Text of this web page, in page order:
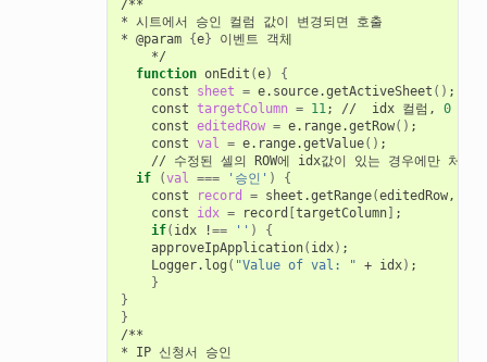
/**
* 시트에서 승인 컬럼 값이 변경되면 호출
* @param {e} 이벤트 객체
    */
function onEdit (e)
{
    const
sheet = e.source.getActiveSheet () ;
    const
targetColumn = 11; //  idx 컬럼, 0 시작
    const
editedRow = e.range.getRow() ;
    const
val = e.range.getValue() ;
    // 수정된 셀의 ROW에 idx값이 있는 경우에만 처리
if
(val === '승인' )
{
    const
record = sheet.getRange(editedRow,
    const
idx = record targetColumn]
;
if( idx !== '' )
{
    approveIpApplication
( idx) ;
    Logger.log
( "Value of val: " + idx) ;
}
}
}
/**
* IP 신청서 승인